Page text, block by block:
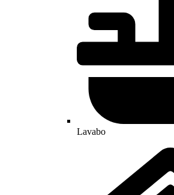
Lavabo